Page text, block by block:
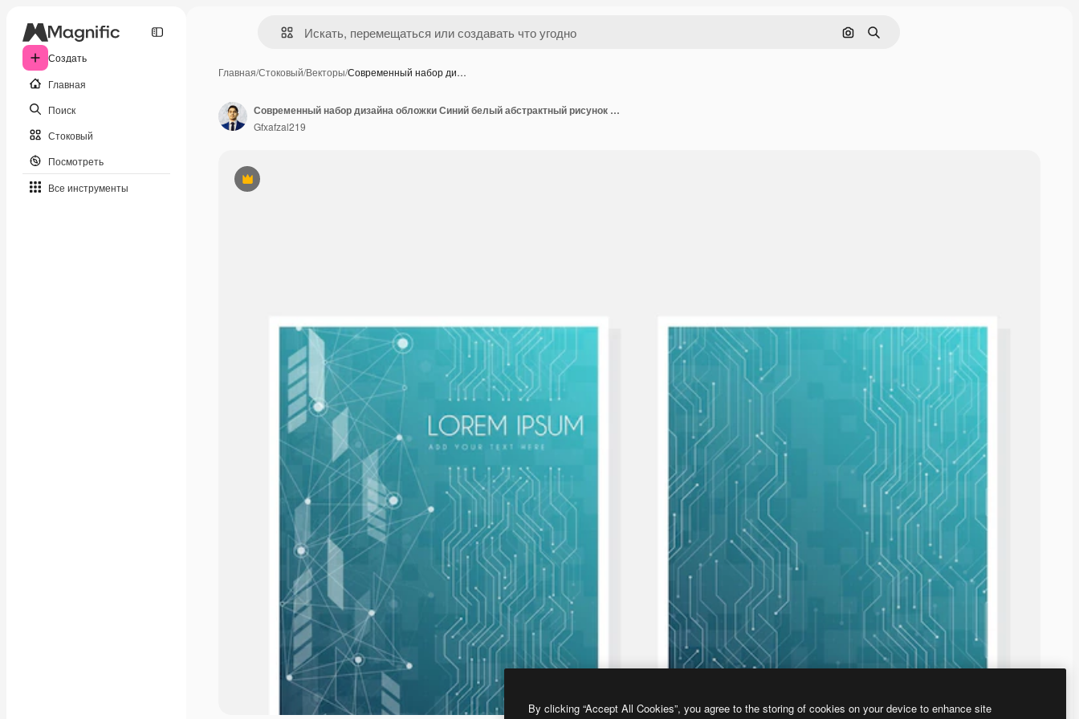
Создать
Главная
Поиск
Стоковый
Посмотреть
Все инструменты
Поиск по изображению
Поиск
Главная/Стоковый/Векторы/Современный набор ди…
Премиум
Современный набор дизайна обложки Синий белый абстрактный рисунок линии Креативная векторная коллекция волнистых полос
Gfxafzal219
By clicking “Accept All Cookies”, you agree to the storing of cookies on your device to enhance site